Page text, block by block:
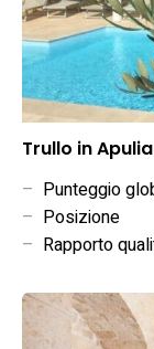
Trullo in
– Punteggio
– Posizione
– Rapporto